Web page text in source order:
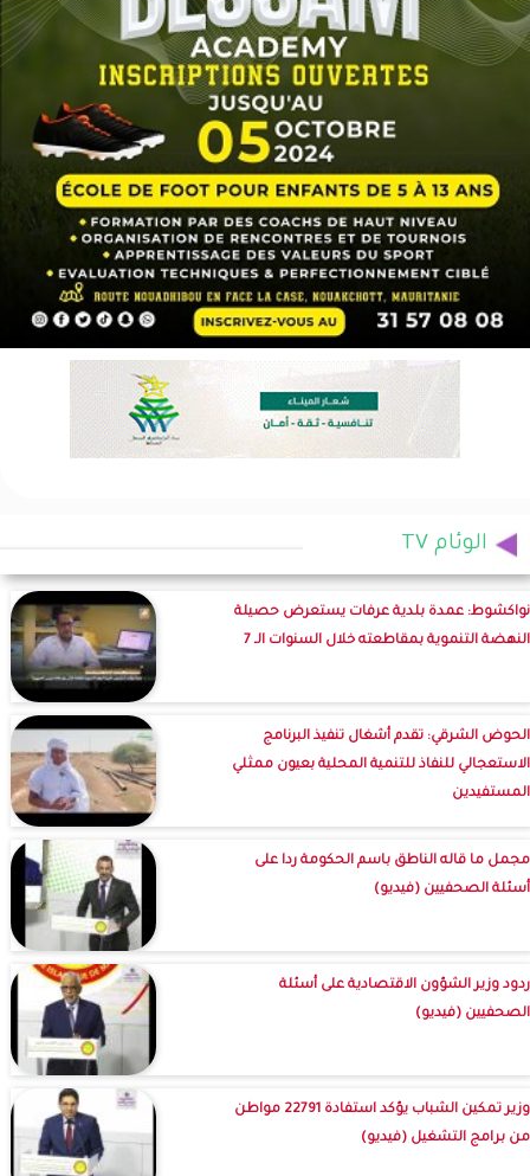
الوئام TV
نواكشوط: عمدة بلدية عرفات يستعرض حصيلة
النهضة التنموية بمقاطعته خلال السنوات الـ 7
الحوض الشرقي: تقدم أشغال تنفيذ البرنامج
الاستعجالي للنفاذ للتنمية المحلية بعيون ممثلي
المستفيدين
مجمل ما قاله الناطق باسم الحكومة ردا على
أسئلة الصحفيين (فيديو)
ردود وزير الشؤون الاقتصادية على أسئلة
الصحفيين (فيديو)
وزير تمكين الشباب يؤكد استفادة 22791 مواطن
من برامج التشغيل (فيديو)